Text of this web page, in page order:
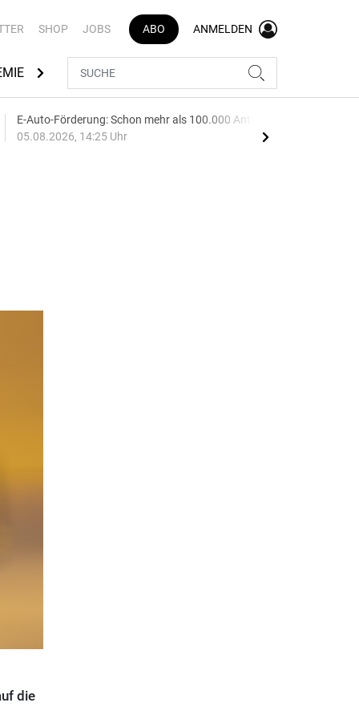
SHOP JOBS ABO ANMELDEN
AUTOMARKEN
E-Auto-Förderung: Schon mehr als 100.000 Anträge
05.08.2026, 14:25 Uhr
die